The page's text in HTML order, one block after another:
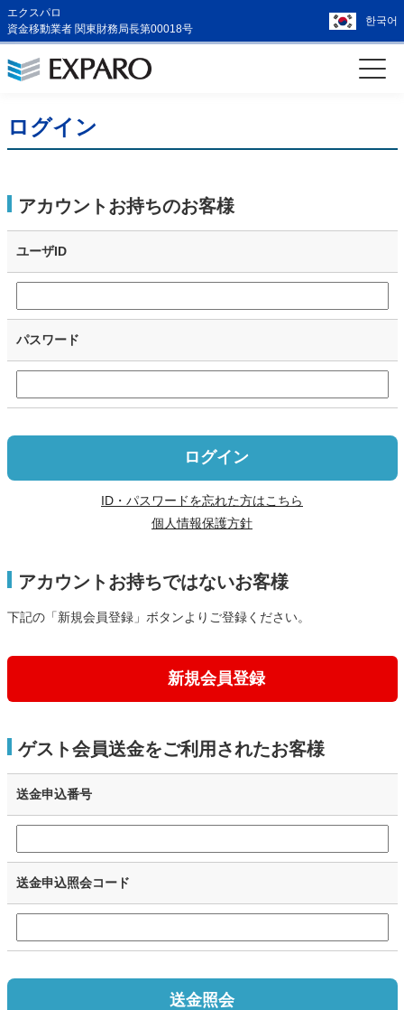
エクスパロ
資金移動業者 関東財務局長第00018号
한국어
ログイン
アカウントお持ちのお客様
ユーザID
パスワード
ログイン
ID・パスワードを忘れた方はこちら
個人情報保護方針
アカウントお持ちではないお客様
下記の「新規会員登録」ボタンよりご登録ください。
新規会員登録
ゲスト会員送金をご利用されたお客様
送金申込番号
送金申込照会コード
送金照会